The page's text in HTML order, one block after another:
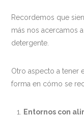
Recordemos que
más nos acercamos
detergente.
Otro aspecto a tener
forma en cómo se
Entornos con